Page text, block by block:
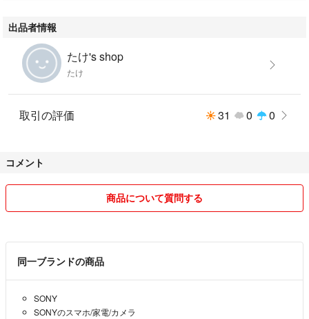
出品者情報
たけ's shop
たけ
取引の評価 31 0 0
コメント
商品について質問する
同一ブランドの商品
SONY
SONYのスマホ/家電/カメラ